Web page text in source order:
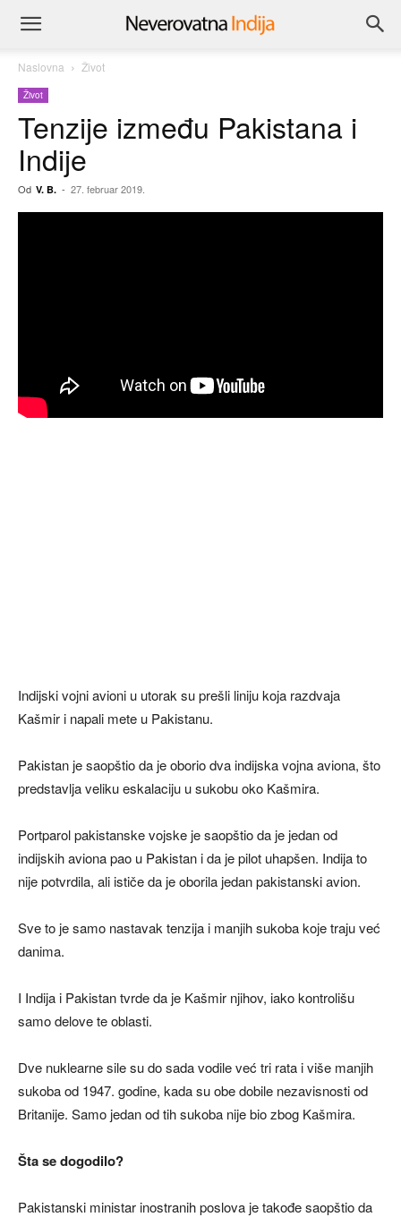
Naslovna Život
Život
Tenzije između Pakistana i
Indije
Od V. B. - 27. februar 2019.
Indijski vojni avioni u utorak su prešli liniju koja razdvaja
Kašmir i napali mete u Pakistanu.
Pakistan je saopštio da je oborio dva indijska vojna aviona, što
predstavlja veliku eskalaciju u sukobu oko Kašmira.
Portparol pakistanske vojske je saopštio da je jedan od
indijskih aviona pao u Pakistan i da je pilot uhapšen. Indija to
nije potvrdila, ali ističe da je oborila jedan pakistanski avion.
Sve to je samo nastavak tenzija i manjih sukoba koje traju već
danima.
I Indija i Pakistan tvrde da je Kašmir njihov, iako kontrolišu
samo delove te oblasti.
Dve nuklearne sile su do sada vodile već tri rata i više manjih
sukoba od 1947. godine, kada su obe dobile nezavisnosti od
Britanije. Samo jedan od tih sukoba nije bio zbog Kašmira.
Šta se dogodilo?
Pakistanski ministar inostranih poslova je takođe saopštio da